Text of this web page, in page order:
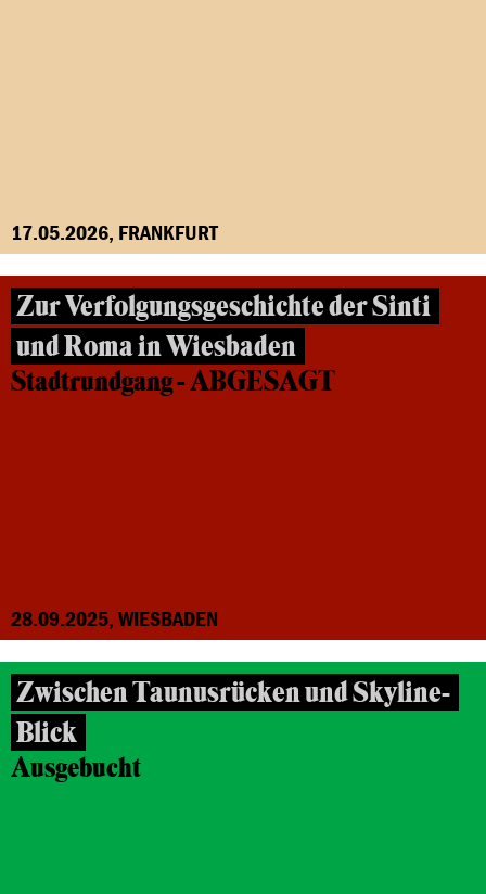
17.05.2026, FRANKFURT
Zur Verfolgungsgeschichte der Sinti
und Roma in Wiesbaden
Stadtrundgang - ABGESAGT
28.09.2025, WIESBADEN
Zwischen Taunusrücken und Skyline-
Blick
Ausgebucht